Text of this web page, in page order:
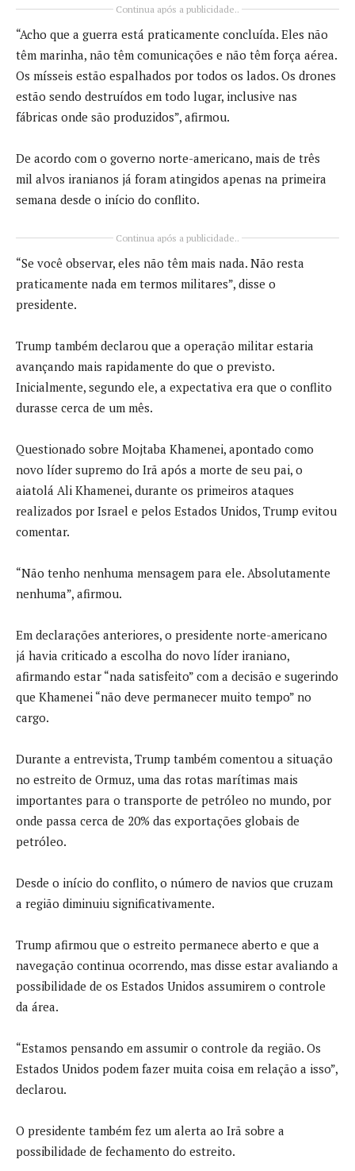
Continua após a publicidade..
“Acho que a guerra está praticamente concluída. Eles não
têm marinha, não têm comunicações e não têm força aérea.
Os mísseis estão espalhados por todos os lados. Os drones
estão sendo destruídos em todo lugar, inclusive nas
fábricas onde são produzidos”, afirmou.
De acordo com o governo norte-americano, mais de três
mil alvos iranianos já foram atingidos apenas na primeira
semana desde o início do conflito.
Continua após a publicidade..
“Se você observar, eles não têm mais nada. Não resta
praticamente nada em termos militares”, disse o
presidente.
Trump também declarou que a operação militar estaria
avançando mais rapidamente do que o previsto.
Inicialmente, segundo ele, a expectativa era que o conflito
durasse cerca de um mês.
Questionado sobre Mojtaba Khamenei, apontado como
novo líder supremo do Irã após a morte de seu pai, o
aiatolá Ali Khamenei, durante os primeiros ataques
realizados por Israel e pelos Estados Unidos, Trump evitou
comentar.
“Não tenho nenhuma mensagem para ele. Absolutamente
nenhuma”, afirmou.
Em declarações anteriores, o presidente norte-americano
já havia criticado a escolha do novo líder iraniano,
afirmando estar “nada satisfeito” com a decisão e sugerindo
que Khamenei “não deve permanecer muito tempo” no
cargo.
Durante a entrevista, Trump também comentou a situação
no estreito de Ormuz, uma das rotas marítimas mais
importantes para o transporte de petróleo no mundo, por
onde passa cerca de 20% das exportações globais de
petróleo.
Desde o início do conflito, o número de navios que cruzam
a região diminuiu significativamente.
Trump afirmou que o estreito permanece aberto e que a
navegação continua ocorrendo, mas disse estar avaliando a
possibilidade de os Estados Unidos assumirem o controle
da área.
“Estamos pensando em assumir o controle da região. Os
Estados Unidos podem fazer muita coisa em relação a isso”,
declarou.
O presidente também fez um alerta ao Irã sobre a
possibilidade de fechamento do estreito.